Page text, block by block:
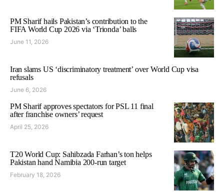
PM Sharif hails Pakistan’s contribution to the
FIFA World Cup 2026 via ‘Trionda’ balls
June 11, 2026
Iran slams US ‘discriminatory treatment’ over World Cup visa
refusals
June 6, 2026
PM Sharif approves spectators for PSL 11 final
after franchise owners’ request
April 25, 2026
T20 World Cup: Sahibzada Farhan’s ton helps
Pakistan hand Namibia 200-run target
February 18, 2026